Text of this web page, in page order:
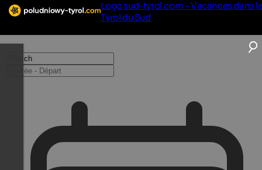
Logo sud-tyrol.com - Vacances dans
Tyrol du Sud